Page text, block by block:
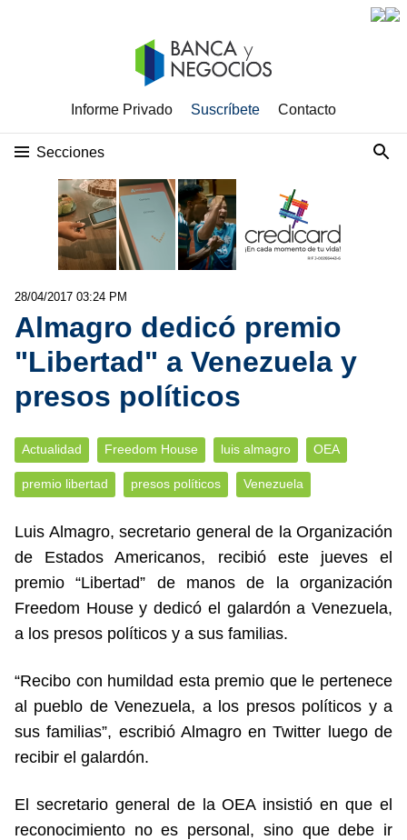
Informe Privado Suscríbete Contacto
Secciones
28/04/2017 03:24 PM
Almagro dedicó premio
"Libertad" a Venezuela y
presos políticos
Actualidad Freedom House luis almagro OEA
premio libertad presos políticos Venezuela
Luis Almagro, secretario general de la Organización
de Estados Americanos, recibió este jueves el
premio “Libertad” de manos de la organización
Freedom House y dedicó el galardón a Venezuela,
a los presos políticos y a sus familias.
“Recibo con humildad esta premio que le pertenece
al pueblo de Venezuela, a los presos políticos y a
sus familias”, escribió Almagro en Twitter luego de
recibir el galardón.
El secretario general de la OEA insistió en que el
reconocimiento no es personal, sino que debe ir